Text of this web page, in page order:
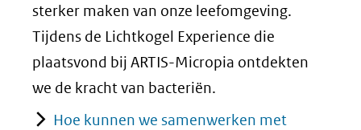
sterker maken van onze leefomgeving.
Tijdens de Lichtkogel Experience die
plaatsvond bij ARTIS-Micropia ontdekten
we de kracht van bacteriën.
Hoe kunnen we samenwerken met